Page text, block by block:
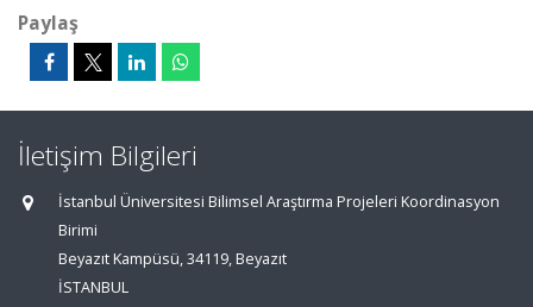
Paylaş
İletişim Bilgileri
İstanbul Üniversitesi Bilimsel Araştırma Projeleri Koordinasyon
Birimi
Beyazıt Kampüsü, 34119, Beyazıt
İSTANBUL